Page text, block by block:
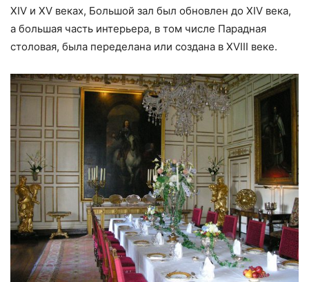
XIV и XV веках, Большой зал был обновлен до XIV века,
а большая часть интерьера, в том числе Парадная
столовая, была переделана или создана в XVIII веке.